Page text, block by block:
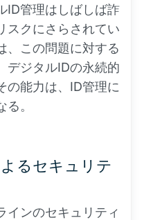
ID管理はしばしば詐
スクにさらされてい
、この問題に対する
デジタルIDの永続的
の能力は、ID管理に
。
るセキュリテ
インのセキュリティ